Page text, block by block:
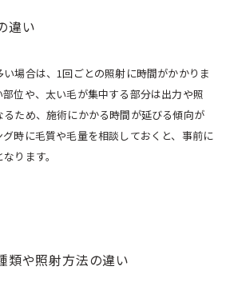
違い
場合は、1回ごとの照射に時間がかかりま
位や、太い毛が集中する部分は出力や照
ため、施術にかかる時間が延びる傾向が
時に毛質や毛量を相談しておくと、事前に
ります。
類や照射方法の違い